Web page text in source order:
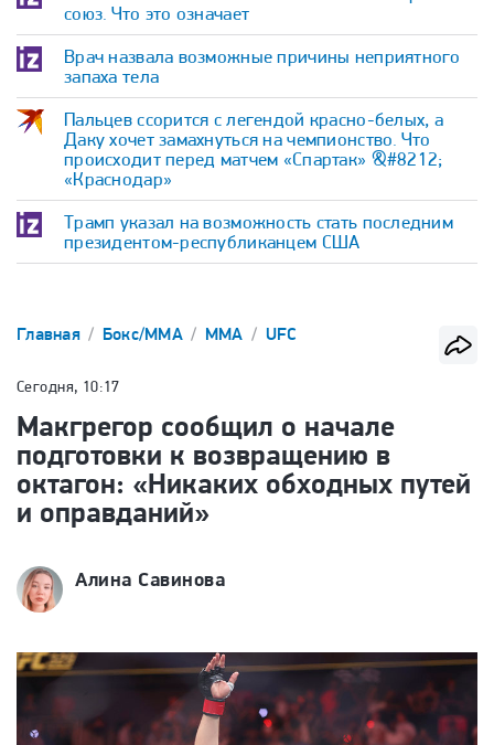
союз. Что это означает
Врач назвала возможные причины неприятного
запаха тела
Пальцев ссорится с легендой красно-белых, а
Даку хочет замахнуться на чемпионство. Что
происходит перед матчем «Спартак» &#8212;
«Краснодар»
Трамп указал на возможность стать последним
президентом-республиканцем США
Главная Бокс/ММА ММА UFC
Сегодня, 10:17
Макгрегор сообщил о начале
подготовки к возвращению в
октагон: «Никаких обходных путей
и оправданий»
Алина Савинова